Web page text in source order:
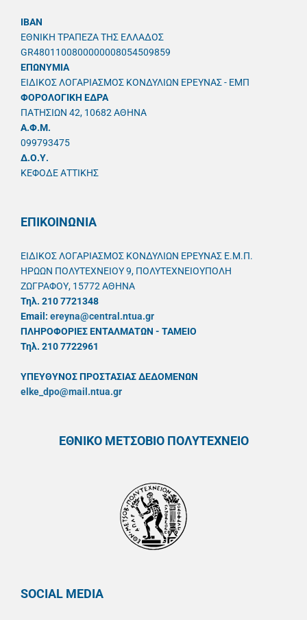
IBAN
ΕΘΝΙΚΗ ΤΡΑΠΕΖΑ ΤΗΣ ΕΛΛΑΔΟΣ
GR4801100800000008054509859
ΕΠΩΝΥΜΙΑ
ΕΙΔΙΚΟΣ ΛΟΓΑΡΙΑΣΜΟΣ ΚΟΝΔΥΛΙΩΝ ΕΡΕΥΝΑΣ - ΕΜΠ
ΦΟΡΟΛΟΓΙΚΗ ΕΔΡΑ
ΠΑΤΗΣΙΩΝ 42, 10682 ΑΘΗΝΑ
A.Φ.Μ.
099793475
Δ.Ο.Υ.
ΚΕΦΟΔΕ ΑΤΤΙΚΗΣ
ΕΠΙΚΟΙΝΩΝΙΑ
ΕΙΔΙΚΟΣ ΛΟΓΑΡΙΑΣΜΟΣ ΚΟΝΔΥΛΙΩΝ ΕΡΕΥΝΑΣ Ε.Μ.Π.
ΗΡΩΩΝ ΠΟΛΥΤΕΧΝΕΙΟΥ 9, ΠΟΛΥΤΕΧΝΕΙΟΥΠΟΛΗ
ΖΩΓΡΑΦΟΥ, 15772 ΑΘΗΝΑ
Τηλ. 210 7721348
Email: ereyna@central.ntua.gr
ΠΛΗΡΟΦΟΡΙΕΣ ΕΝΤΑΛΜΑΤΩΝ - ΤΑΜΕΙΟ
Τηλ. 210 7722961
ΥΠΕΥΘYΝΟΣ ΠΡΟΣΤΑΣΙΑΣ ΔΕΔΟΜΕΝΩΝ
elke_dpo@mail.ntua.gr
ΕΘΝΙΚΟ ΜΕΤΣΟΒΙΟ ΠΟΛΥΤΕΧΝΕΙΟ
SOCIAL MEDIA